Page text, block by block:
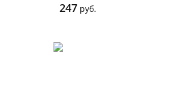
247 руб.